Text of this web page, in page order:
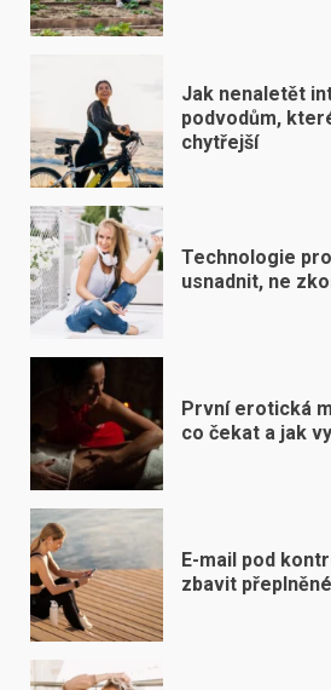
Jak nenaletět
podvodům,
chytřejší
Technologie
usnadnit, ne
První erotická
co čekat a jak
E-mail pod
zbavit